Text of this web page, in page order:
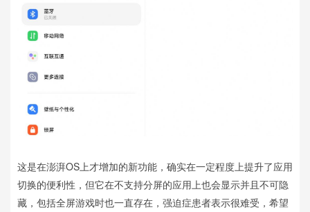
这是在澎湃OS上才增加的新功能，确实在一定程度上提升了应用
切换的便利性，但它在不支持分屏的应用上也会显示并且不可隐
藏，包括全屏游戏时也一直存在，强迫症患者表示很难受，希望